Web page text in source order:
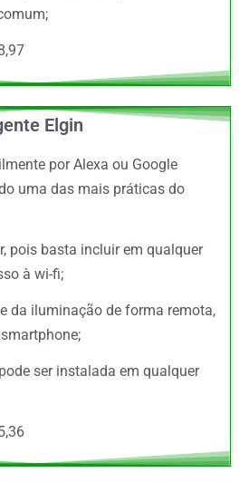
Elgin
por Alexa ou Google
uma das mais práticas do
pois basta incluir em qualquer
à wi-fi;
da iluminação de forma remota,
ser instalada em qualquer